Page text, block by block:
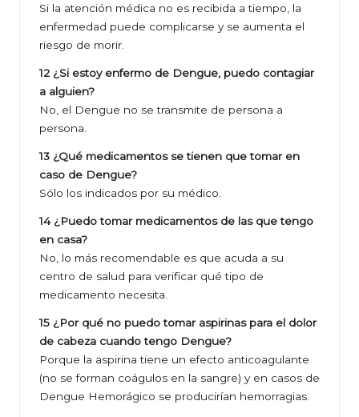
Si la atención médica no es recibida a tiempo, la
enfermedad puede complicarse y se aumenta el
riesgo de morir.
12 ¿Si estoy enfermo de Dengue, puedo contagiar
a alguien?
No, el Dengue no se transmite de persona a
persona.
13 ¿Qué medicamentos se tienen que tomar en
caso de Dengue?
Sólo los indicados por su médico.
14 ¿Puedo tomar medicamentos de las que tengo
en casa?
No, lo más recomendable es que acuda a su
centro de salud para verificar qué tipo de
medicamento necesita.
15 ¿Por qué no puedo tomar aspirinas para el dolor
de cabeza cuando tengo Dengue?
Porque la aspirina tiene un efecto anticoagulante
(no se forman coágulos en la sangre) y en casos de
Dengue Hemorágico se producirían hemorragias.